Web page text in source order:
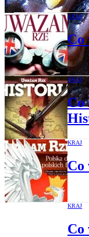
KRAJ
Co
KRAJ
Co
KRAJ
Co
KRAJ
Co